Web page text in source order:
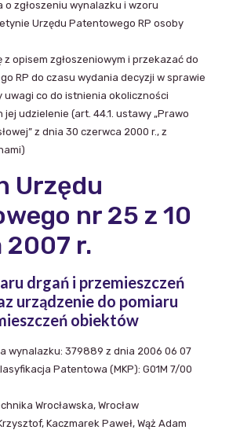
o zgłoszeniu wynalazku i wzoru
Urzędu Patentowego RP osoby
z opisem zgłoszeniowym i przekazać do
RP do czasu wydania decyzji w sprawie
uwagi co do istnienia okoliczności
udzielenie (art. 44.1. ustawy „Prawo
z dnia 30 czerwca 2000 r., z
Urzędu
nr 25 z 10
2007 r.
drgań i przemieszczeń
urządzenie do pomiaru
obiektów
wynalazku: 379889 z dnia 2006 06 07
Patentowa (MKP): G01M 7/00
Wrocławska, Wrocław
Kaczmarek Paweł, Wąż Adam